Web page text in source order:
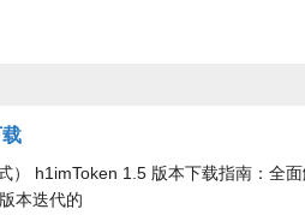
） h1imToken 1.5 版本下载指南：全
本迭代的